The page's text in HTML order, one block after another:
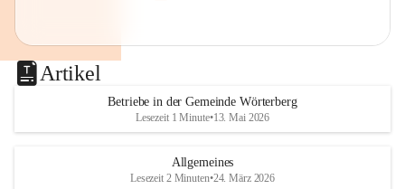
Artikel
Betriebe in der Gemeinde Wörterberg
Lesezeit 1 Minute•13. Mai 2026
Allgemeines
Lesezeit 2 Minuten•24. März 2026